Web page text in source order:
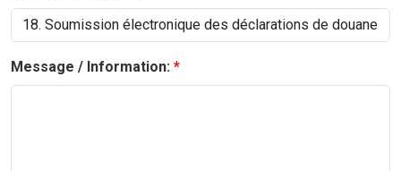
Message / Information: